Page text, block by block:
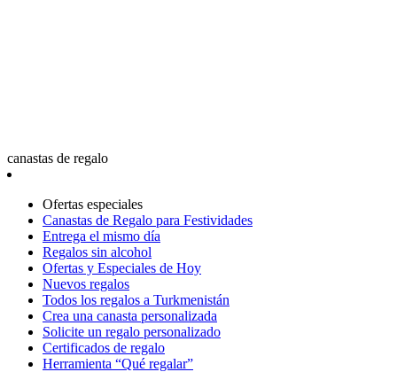
canastas de regalo
Ofertas especiales
Canastas de Regalo para Festividades
Entrega el mismo día
Regalos sin alcohol
Ofertas y Especiales de Hoy
Nuevos regalos
Todos los regalos a Turkmenistán
Crea una canasta personalizada
Solicite un regalo personalizado
Certificados de regalo
Herramienta “Qué regalar”